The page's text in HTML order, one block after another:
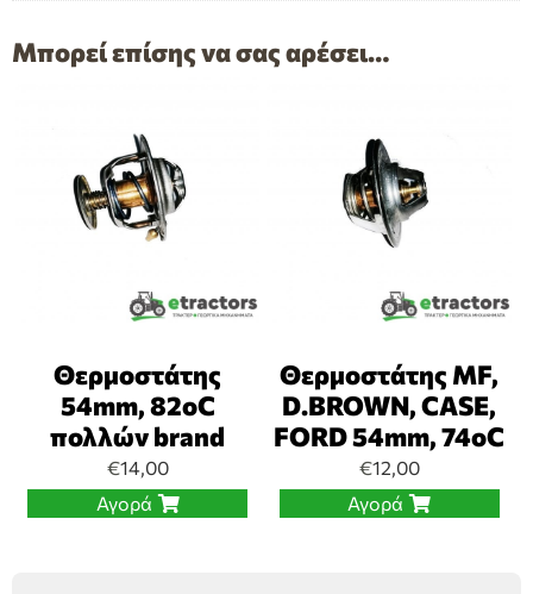
Μπορεί επίσης να σας αρέσει…
Θερμοστάτης
54mm, 82oC
πολλών brand
€14,00
Αγορά
Θερμοστάτης MF,
D.BROWN, CASE,
FORD 54mm, 74oC
€12,00
Αγορά